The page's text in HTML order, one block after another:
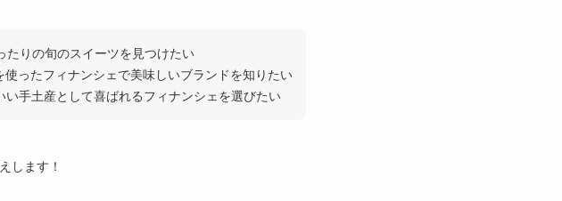
たりの旬のスイーツを見つけたい
使ったフィナンシェで美味しいブランドを知りたい
い手土産として喜ばれるフィナンシェを選びたい
します！